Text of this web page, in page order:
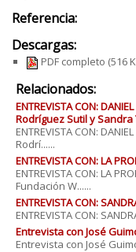
Referencia:
Descargas:
PDF completo (516
Relacionados:
ENTREVISTA CON:
Rodríguez Sutil y Sandra
ENTREVISTA CON:
Rodrí......
ENTREVISTA CON: LA
ENTREVISTA CON: LA
Fundación W......
ENTREVISTA CON:
ENTREVISTA CON:
Entrevista con José
Entrevista con José